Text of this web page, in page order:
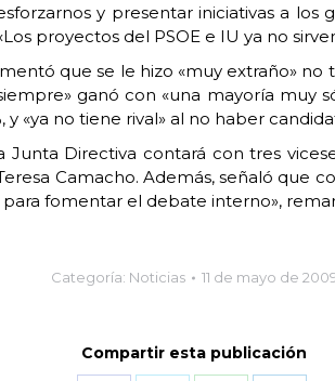
y presentar iniciativas a
proyectos del PSOE e IU ya no
que se le hizo «muy extraño»
ganó con «una mayoría muy
«ya no tiene rival» al no haber
Directiva contará con tres
Camacho. Además, señaló que
fomentar el debate interno»,
Categoría: Noticias 11 de mayo de
Compartir esta publicación